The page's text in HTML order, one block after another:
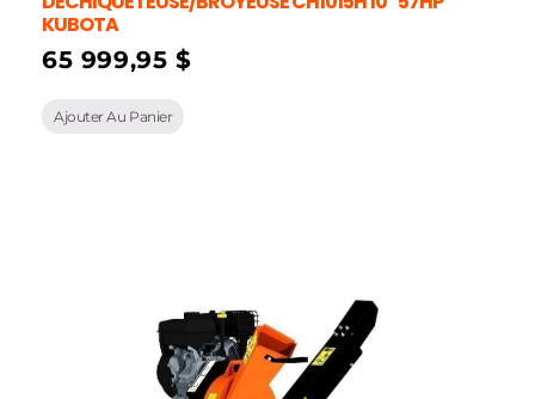
KUBOTA
65 999,95 $
Ajouter Au Panier